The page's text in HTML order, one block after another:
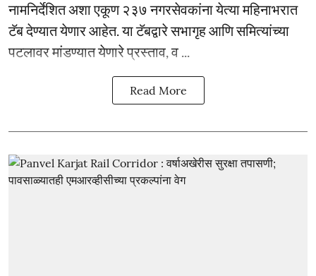
नामनिर्देशित अशा एकूण २३७ नगरसेवकांना येत्या महिनाभरात
टॅब देण्यात येणार आहेत. या टॅबद्वारे सभागृह आणि समित्यांच्या
पटलावर मांडण्यात येणारे प्रस्ताव, व ...
Read More